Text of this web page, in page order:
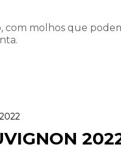
com molhos que